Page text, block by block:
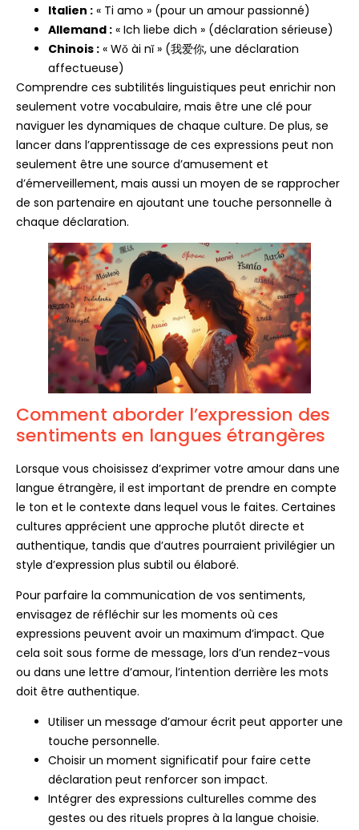
Italien : « Ti amo » (pour un amour passionné)
Allemand : « Ich liebe dich » (déclaration sérieuse)
Chinois : « Wǒ ài nǐ » (我爱你, une déclaration
affectueuse)
Comprendre ces subtilités linguistiques peut enrichir non
seulement votre vocabulaire, mais être une clé pour
naviguer les dynamiques de chaque culture. De plus, se
lancer dans l’apprentissage de ces expressions peut non
seulement être une source d’amusement et
d’émerveillement, mais aussi un moyen de se rapprocher
de son partenaire en ajoutant une touche personnelle à
chaque déclaration.
Comment aborder l’expression des
sentiments en langues étrangères
Lorsque vous choisissez d’exprimer votre amour dans une
langue étrangère, il est important de prendre en compte
le ton et le contexte dans lequel vous le faites. Certaines
cultures apprécient une approche plutôt directe et
authentique, tandis que d’autres pourraient privilégier un
style d’expression plus subtil ou élaboré.
Pour parfaire la communication de vos sentiments,
envisagez de réfléchir sur les moments où ces
expressions peuvent avoir un maximum d’impact. Que
cela soit sous forme de message, lors d’un rendez-vous
ou dans une lettre d’amour, l’intention derrière les mots
doit être authentique.
Utiliser un message d’amour écrit peut apporter une
touche personnelle.
Choisir un moment significatif pour faire cette
déclaration peut renforcer son impact.
Intégrer des expressions culturelles comme des
gestes ou des rituels propres à la langue choisie.